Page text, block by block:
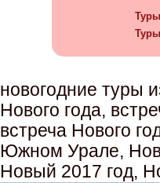
новогодние туры
Нового года,
встреча Нового
Южном Урале,
Новый 2017 год,